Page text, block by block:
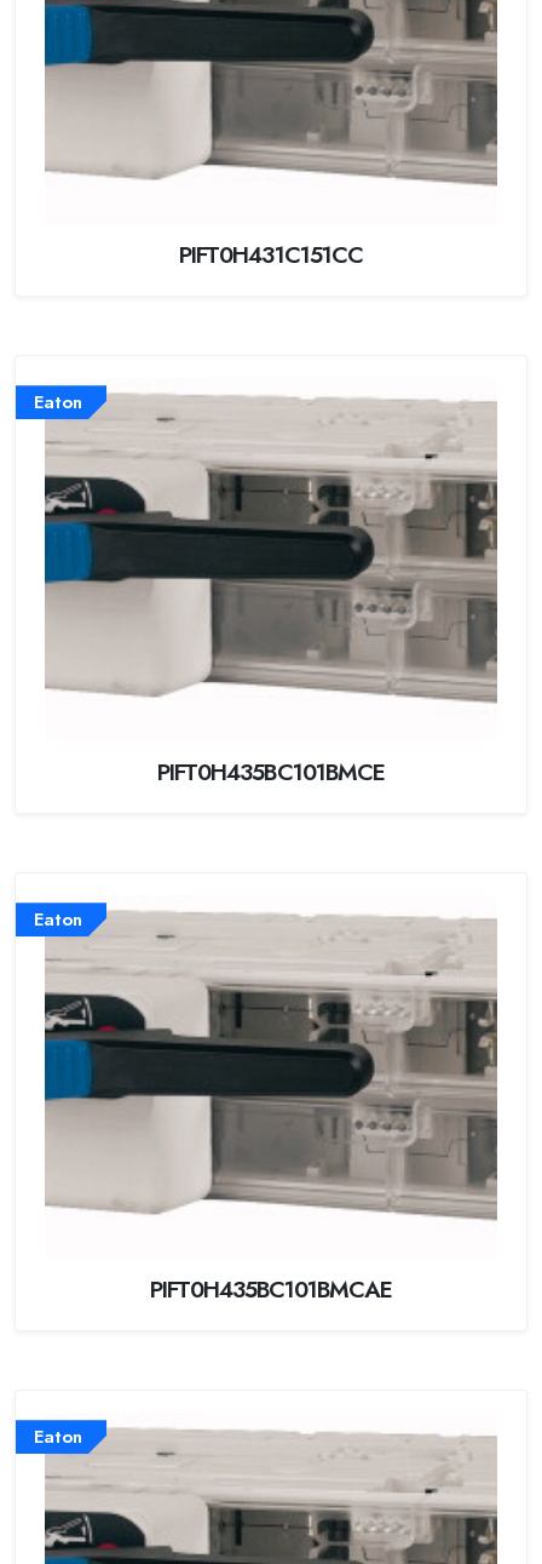
PIFT0H431C151CC
Eaton
PIFT0H435BC101BMCE
Eaton
PIFT0H435BC101BMCAE
Eaton